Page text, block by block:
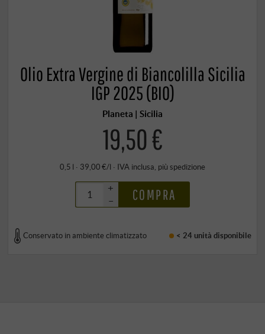
Olio Extra Vergine di Biancolilla Sicilia
IGP 2025 (BIO)
Planeta | Sicilia
19,50 €
0,5 l · 39,00 €/l · IVA inclusa , più spedizione
+
–
COMPRA
Conservato in ambiente climatizzato < 24 unità disponibile